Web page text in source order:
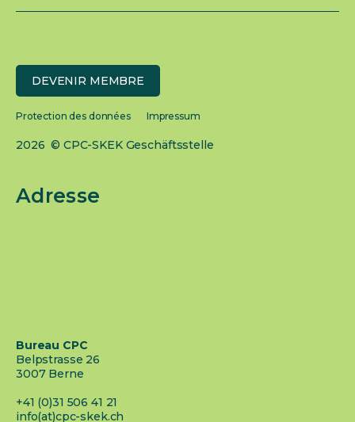
DEVENIR MEMBRE
Protection des données Impressum
2026 © CPC-SKEK Geschäftsstelle
Adresse
Bureau CPC
Belpstrasse 26
3007 Berne
+41 (0)31 506 41 21
info(at)cpc-skek.ch